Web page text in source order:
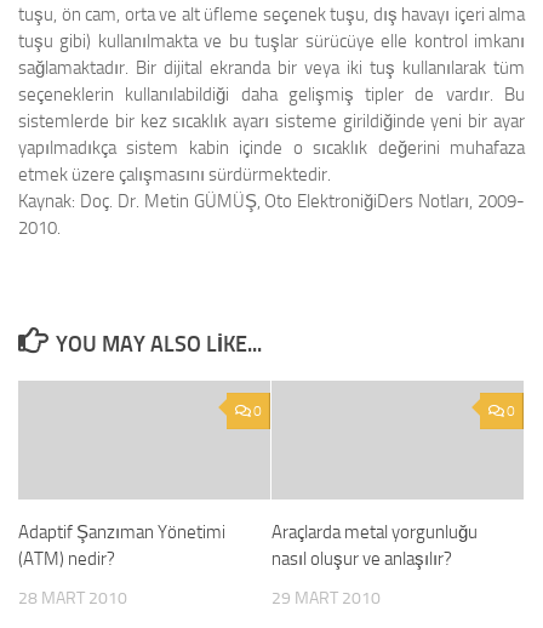
tuşu, ön cam, orta ve alt üfleme seçenek tuşu, dış havayı içeri alma
tuşu gibi) kullanılmakta ve bu tuşlar sürücüye elle kontrol imkanı
sağlamaktadır. Bir dijital ekranda bir veya iki tuş kullanılarak tüm
seçeneklerin kullanılabildiği daha gelişmiş tipler de vardır. Bu
sistemlerde bir kez sıcaklık ayarı sisteme girildiğinde yeni bir ayar
yapılmadıkça sistem kabin içinde o sıcaklık değerini muhafaza
etmek üzere çalışmasını sürdürmektedir.
Kaynak: Doç. Dr. Metin GÜMÜŞ, Oto ElektroniğiDers Notları, 2009-
2010.
YOU MAY ALSO LIKE...
0
Adaptif Şanzıman Yönetimi
(ATM) nedir?
28 MART 2010
0
Araçlarda metal yorgunluğu
nasıl oluşur ve anlaşılır?
29 MART 2010